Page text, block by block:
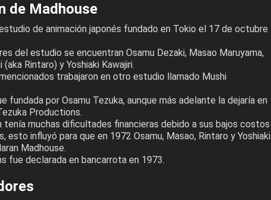
de Madhouse
de animación japonés fundado en Tokio el 17 de octubre
del estudio se encuentran Osamu Dezaki, Masao Maruyama,
(aka Rintaro) y Yoshiaki Kawajiri.
trabajaron en otro estudio llamado Mushi
fundada por Osamu Tezuka, aunque más adelante la dejaría en
Productions.
tenía muchas dificultades financieras debido a sus bajos costos
esto influyó para que en 1972 Osamu, Masao, Rintaro y Yoshiaki
Madhouse.
fue declarada en bancarrota en 1973.